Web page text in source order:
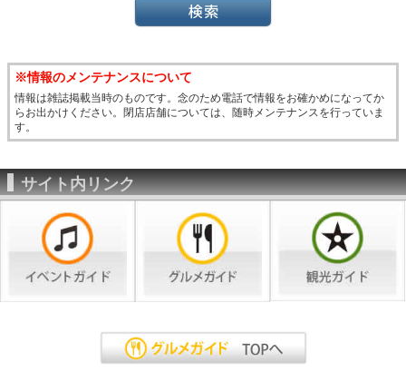
※情報のメンテナンスについて
情報は雑誌掲載当時のものです。念のため電話で情報をお確かめになってか
らお出かけください。閉店店舗については、随時メンテナンスを行っていま
す。
サイト内リンク